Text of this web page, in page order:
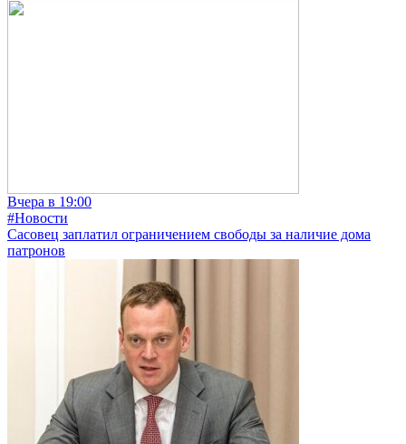
Вчера в 19:00
#Новости
Сасовец заплатил ограничением свободы за наличие дома
патронов